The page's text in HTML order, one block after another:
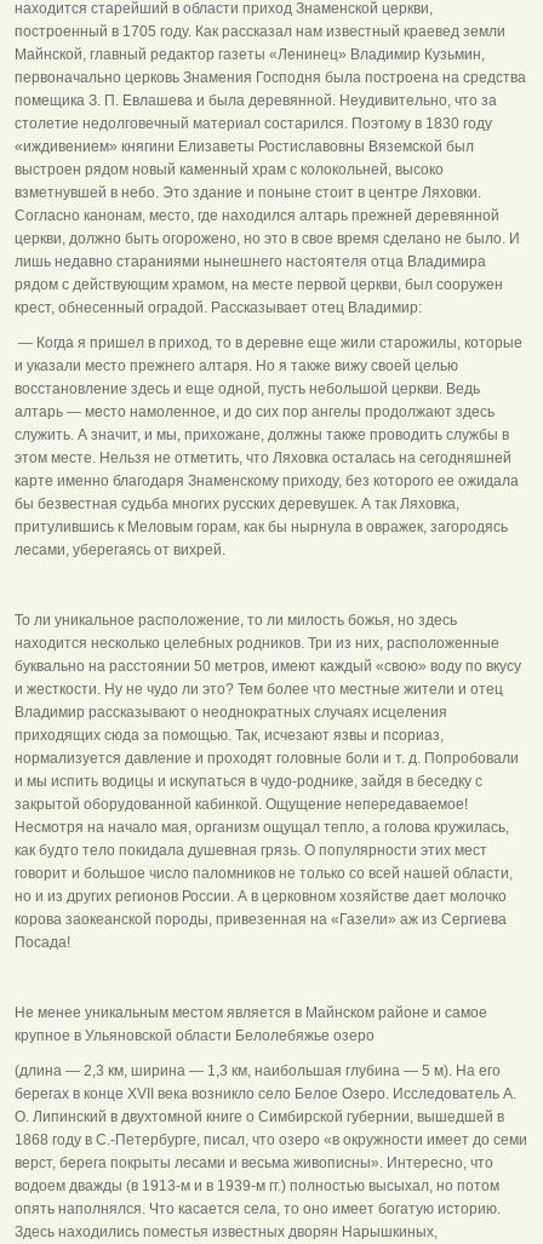
находится старейший в области приход Знаменской церкви,
построенный в 1705 году. Как рассказал нам известный краевед земли
Майнской, главный редактор газеты «Ленинец» Владимир Кузьмин,
первоначально церковь Знамения Господня была построена на средства
помещика З. П. Евлашева и была деревянной. Неудивительно, что за
столетие недолговечный материал состарился. Поэтому в 1830 году
«иждивением» княгини Елизаветы Ростиславовны Вяземской был
выстроен рядом новый каменный храм с колокольней, высоко
взметнувшей в небо. Это здание и поныне стоит в центре Ляховки.
Согласно канонам, место, где находился алтарь прежней деревянной
церкви, должно быть огорожено, но это в свое время сделано не было. И
лишь недавно стараниями нынешнего настоятеля отца Владимира
рядом с действующим храмом, на месте первой церкви, был сооружен
крест, обнесенный оградой. Рассказывает отец Владимир:
— Когда я пришел в приход, то в деревне еще жили старожилы, которые
и указали место прежнего алтаря. Но я также вижу своей целью
восстановление здесь и еще одной, пусть небольшой церкви. Ведь
алтарь — место намоленное, и до сих пор ангелы продолжают здесь
служить. А значит, и мы, прихожане, должны также проводить службы в
этом месте. Нельзя не отметить, что Ляховка осталась на сегодняшней
карте именно благодаря Знаменскому приходу, без которого ее ожидала
бы безвестная судьба многих русских деревушек. А так Ляховка,
притулившись к Меловым горам, как бы нырнула в овражек, загородясь
лесами, уберегаясь от вихрей.
То ли уникальное расположение, то ли милость божья, но здесь
находится несколько целебных родников. Три из них, расположенные
буквально на расстоянии 50 метров, имеют каждый «свою» воду по вкусу
и жесткости. Ну не чудо ли это? Тем более что местные жители и отец
Владимир рассказывают о неоднократных случаях исцеления
приходящих сюда за помощью. Так, исчезают язвы и псориаз,
нормализуется давление и проходят головные боли и т. д. Попробовали
и мы испить водицы и искупаться в чудо-роднике, зайдя в беседку с
закрытой оборудованной кабинкой. Ощущение непередаваемое!
Несмотря на начало мая, организм ощущал тепло, а голова кружилась,
как будто тело покидала душевная грязь. О популярности этих мест
говорит и большое число паломников не только со всей нашей области,
но и из других регионов России. А в церковном хозяйстве дает молочко
корова заокеанской породы, привезенная на «Газели» аж из Сергиева
Посада!
Не менее уникальным местом является в Майнском районе и самое
крупное в Ульяновской области Белолебяжье озеро
(длина — 2,3 км, ширина — 1,3 км, наибольшая глубина — 5 м). На его
берегах в конце XVII века возникло село Белое Озеро. Исследователь А.
О. Липинский в двухтомной книге о Симбирской губернии, вышедшей в
1868 году в С.-Петербурге, писал, что озеро «в окружности имеет до семи
верст, берега покрыты лесами и весьма живописны». Интересно, что
водоем дважды (в 1913-м и в 1939-м гг.) полностью высыхал, но потом
опять наполнялся. Что касается села, то оно имеет богатую историю.
Здесь находились поместья известных дворян Нарышкиных,